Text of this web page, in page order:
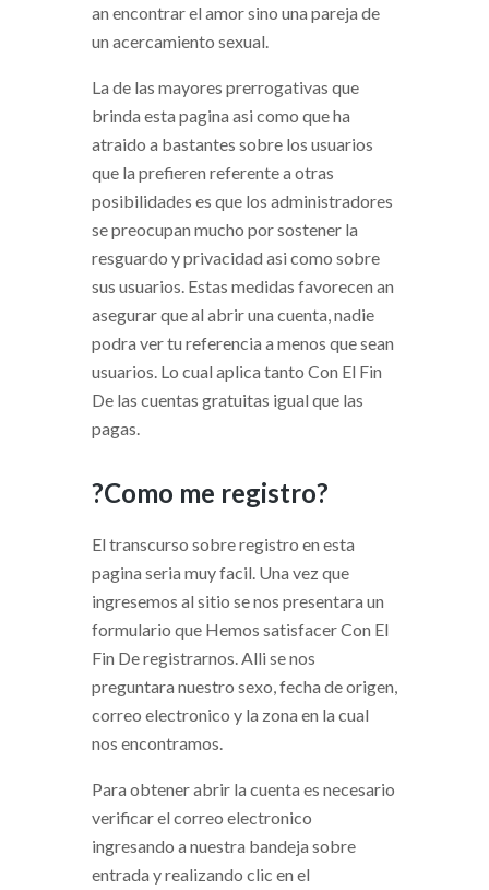
an encontrar el amor sino una pareja de
un acercamiento sexual.
La de las mayores prerrogativas que
brinda esta pagina asi­ como que ha
atraido a bastantes sobre los usuarios
que la prefieren referente a otras
posibilidades es que los administradores
se preocupan mucho por sostener la
resguardo y privacidad asi­ como sobre
sus usuarios. Estas medidas favorecen an
asegurar que al abrir una cuenta, nadie
podra ver tu referencia a menos que sean
usuarios. Lo cual aplica tanto Con El Fin
De las cuentas gratuitas igual que las
pagas.
?Como me registro?
El transcurso sobre registro en esta
pagina seri­a muy facil. Una vez que
ingresemos al sitio se nos presentara un
formulario que Hemos satisfacer Con El
Fin De registrarnos. Alli se nos
preguntara nuestro sexo, fecha de origen,
correo electronico y la zona en la cual
nos encontramos.
Para obtener abrir la cuenta es necesario
verificar el correo electronico
ingresando a nuestra bandeja sobre
entrada y realizando clic en el